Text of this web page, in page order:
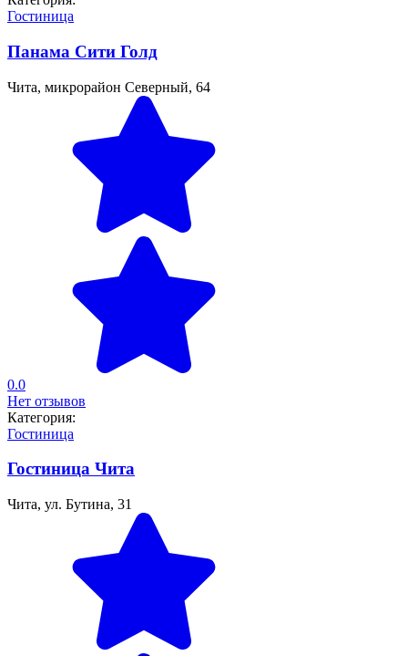
Гостиница
Панама Сити Голд
Чита, микрорайон Северный, 64
0.0
Нет отзывов
Категория:
Гостиница
Гостиница Чита
Чита, ул. Бутина, 31